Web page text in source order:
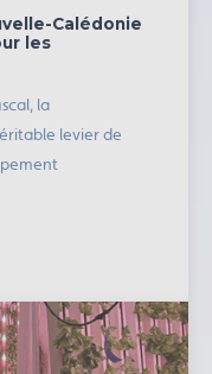
Calédonie
les
la
levier de